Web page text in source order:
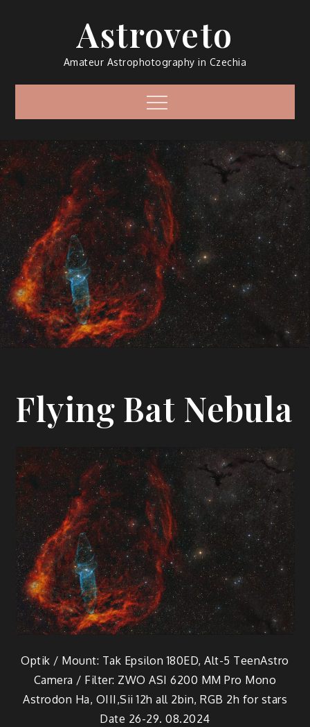
Astroveto
Amateur Astrophotography in Czechia
Menu
Flying Bat Nebula
Optik / Mount: Tak Epsilon 180ED, Alt-5 TeenAstro
Camera / Filter: ZWO ASI 6200 MM Pro Mono
Astrodon Ha, OIII,Sii 12h all 2bin, RGB 2h for stars
Date 26-29. 08.2024